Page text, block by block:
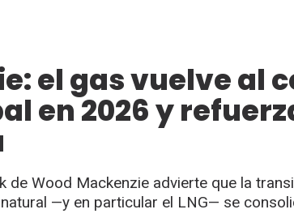
el gas vuelve al
en 2026 y
de Wood Mackenzie advierte que la
—y en particular el LNG— se